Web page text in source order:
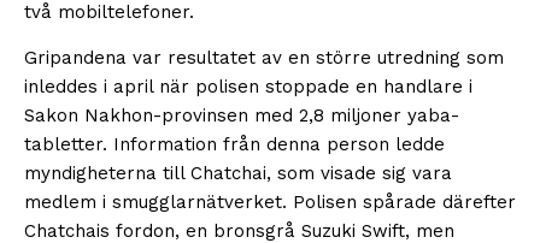
två mobiltelefoner.
Gripandena var resultatet av en större utredning som
inleddes i april när polisen stoppade en handlare i
Sakon Nakhon-provinsen med 2,8 miljoner yaba-
tabletter. Information från denna person ledde
myndigheterna till Chatchai, som visade sig vara
medlem i smugglarnätverket. Polisen spårade därefter
Chatchais fordon, en bronsgrå Suzuki Swift, men